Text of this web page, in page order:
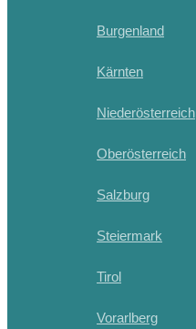
Burgenland
Kärnten
Niederösterreich
Oberösterreich
Salzburg
Steiermark
Tirol
Vorarlberg